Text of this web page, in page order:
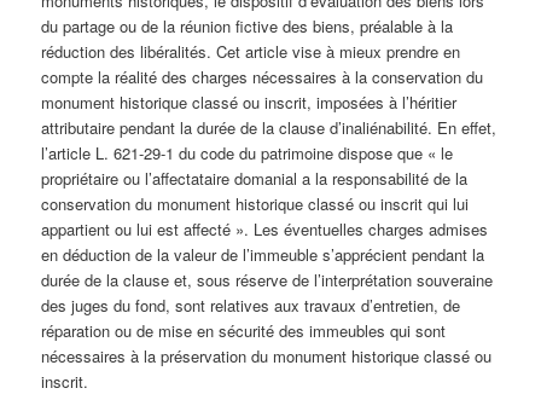
du partage ou de la réunion fictive des biens, préalable à la
réduction des libéralités. Cet article vise à mieux prendre en
compte la réalité des charges nécessaires à la conservation du
monument historique classé ou inscrit, imposées à l’héritier
attributaire pendant la durée de la clause d’inaliénabilité. En effet,
l’article L. 621-29-1 du code du patrimoine dispose que « le
propriétaire ou l’affectataire domanial a la responsabilité de la
conservation du monument historique classé ou inscrit qui lui
appartient ou lui est affecté ». Les éventuelles charges admises
en déduction de la valeur de l’immeuble s’apprécient pendant la
durée de la clause et, sous réserve de l’interprétation souveraine
des juges du fond, sont relatives aux travaux d’entretien, de
réparation ou de mise en sécurité des immeubles qui sont
nécessaires à la préservation du monument historique classé ou
inscrit.